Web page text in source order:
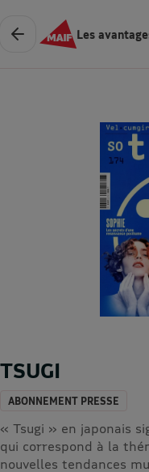
Les
TSUGI
ABONNEMENT PRESSE
« Tsugi » en japonais
qui correspond à la
nouvelles tendances